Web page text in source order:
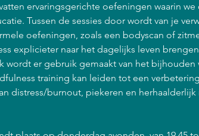
ervaringsgerichte oefeningen waarin
Tussen de sessies door wordt van je
oefeningen, zoals een bodyscan of
explicieter naar het dagelijks leven
wordt er gebruik gemaakt van het
training kan leiden tot een
distress/burnout, piekeren en